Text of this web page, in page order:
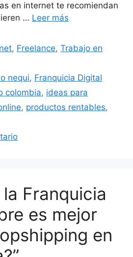
en internet te recomiendan
… Leer más
, Freelance,Trabajo en
nequi, Franquicia Digital
colombia, ideas para
, productos rentables,
Franquicia
es mejor
en